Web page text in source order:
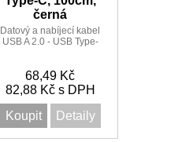
černá
Datový a nabíjecí kabel
USB A 2.0 - USB Type-
68,49 Kč
82,88 Kč s DPH
Koupit
Detaily